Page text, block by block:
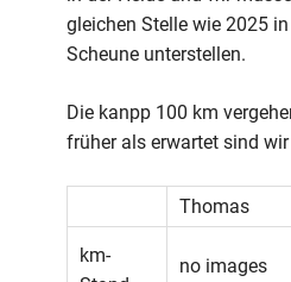
gleichen Stelle wie 2025
Scheune unterstellen.
Die kanpp 100 km
früher als erwartet sind
Thomas
km-
no images